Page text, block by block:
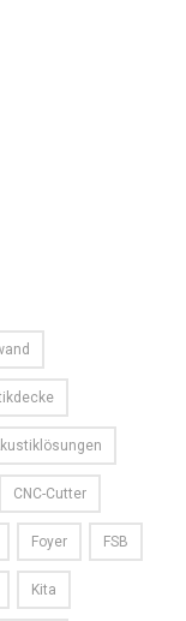
CNC-Cutter
Foyer FSB
Kita